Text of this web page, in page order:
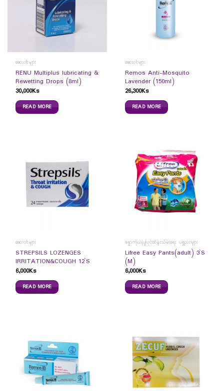
ဆေးဝါးများ
RENU Multiplus lubricating &
Rewetting Drops (8ml)
30,000Ks
READ MORE
ဆေးဝါးများ
Remos Anti-Mosquito
Lavender (150ml)
26,300Ks
READ MORE
ဆေးဝါးများ
STREPSILS LOZENGES
IRRITATION&COUGH 12`S
6,000Ks
READ MORE
ခန္ဓာကိုယ်ပြုပြင်ထိန်းသိမ်းရေး ပစ္စည်းများ
Lifree Easy Pants(adult) 3`S
(M)
6,000Ks
READ MORE